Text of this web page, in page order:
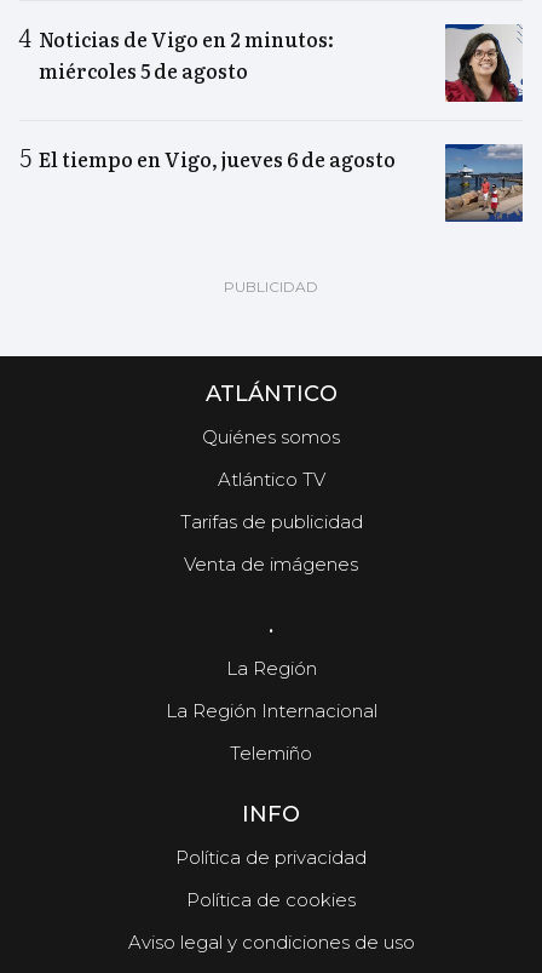
Noticias de Vigo en 2 minutos:
miércoles 5 de agosto
El tiempo en Vigo, jueves 6 de agosto
ATLÁNTICO
Quiénes somos
Atlántico TV
Tarifas de publicidad
Venta de imágenes
.
La Región
La Región Internacional
Telemiño
INFO
Política de privacidad
Política de cookies
Aviso legal y condiciones de uso